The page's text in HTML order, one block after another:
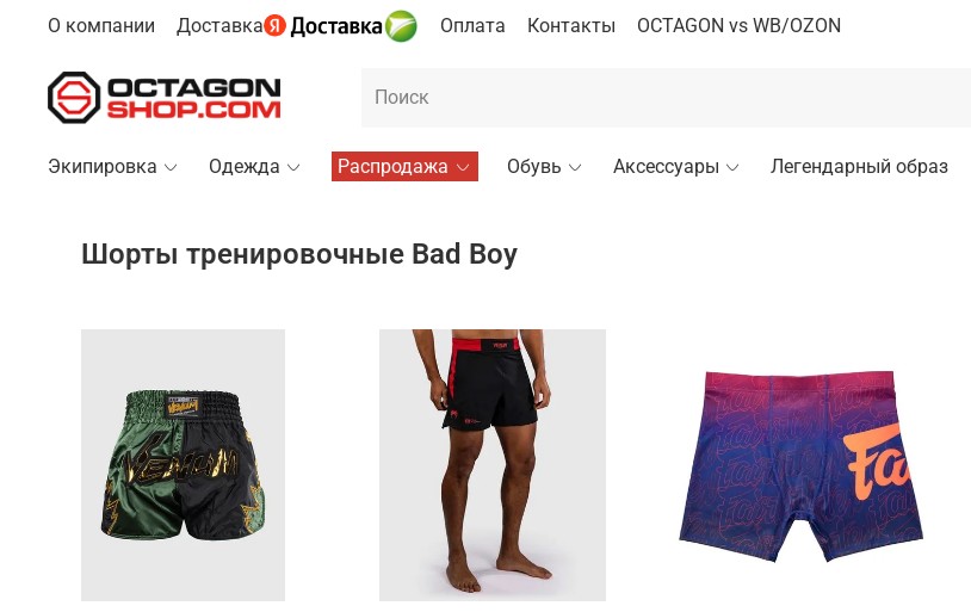
О компании Доставка Оплата Контакты OCTAGON vs WB/OZON
Экипировка Одежда Распродажа Обувь Аксессуары Легендарный образ
Шорты тренировочные Bad Boy